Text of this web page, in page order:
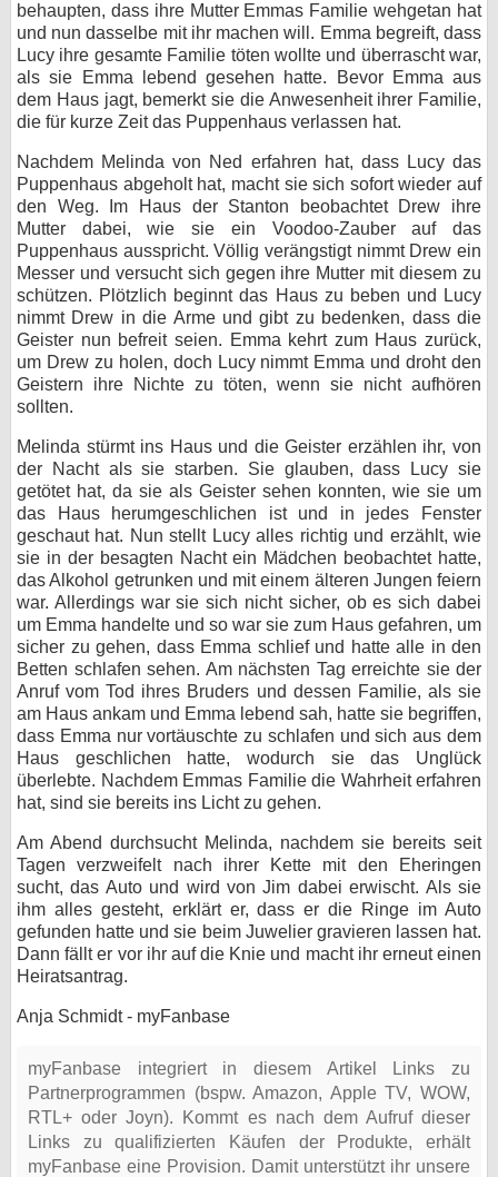
behaupten, dass ihre Mutter Emmas Familie wehgetan hat
und nun dasselbe mit ihr machen will. Emma begreift, dass
Lucy ihre gesamte Familie töten wollte und überrascht war,
als sie Emma lebend gesehen hatte. Bevor Emma aus
dem Haus jagt, bemerkt sie die Anwesenheit ihrer Familie,
die für kurze Zeit das Puppenhaus verlassen hat.
Nachdem Melinda von Ned erfahren hat, dass Lucy das
Puppenhaus abgeholt hat, macht sie sich sofort wieder auf
den Weg. Im Haus der Stanton beobachtet Drew ihre
Mutter dabei, wie sie ein Voodoo-Zauber auf das
Puppenhaus ausspricht. Völlig verängstigt nimmt Drew ein
Messer und versucht sich gegen ihre Mutter mit diesem zu
schützen. Plötzlich beginnt das Haus zu beben und Lucy
nimmt Drew in die Arme und gibt zu bedenken, dass die
Geister nun befreit seien. Emma kehrt zum Haus zurück,
um Drew zu holen, doch Lucy nimmt Emma und droht den
Geistern ihre Nichte zu töten, wenn sie nicht aufhören
sollten.
Melinda stürmt ins Haus und die Geister erzählen ihr, von
der Nacht als sie starben. Sie glauben, dass Lucy sie
getötet hat, da sie als Geister sehen konnten, wie sie um
das Haus herumgeschlichen ist und in jedes Fenster
geschaut hat. Nun stellt Lucy alles richtig und erzählt, wie
sie in der besagten Nacht ein Mädchen beobachtet hatte,
das Alkohol getrunken und mit einem älteren Jungen feiern
war. Allerdings war sie sich nicht sicher, ob es sich dabei
um Emma handelte und so war sie zum Haus gefahren, um
sicher zu gehen, dass Emma schlief und hatte alle in den
Betten schlafen sehen. Am nächsten Tag erreichte sie der
Anruf vom Tod ihres Bruders und dessen Familie, als sie
am Haus ankam und Emma lebend sah, hatte sie begriffen,
dass Emma nur vortäuschte zu schlafen und sich aus dem
Haus geschlichen hatte, wodurch sie das Unglück
überlebte. Nachdem Emmas Familie die Wahrheit erfahren
hat, sind sie bereits ins Licht zu gehen.
Am Abend durchsucht Melinda, nachdem sie bereits seit
Tagen verzweifelt nach ihrer Kette mit den Eheringen
sucht, das Auto und wird von Jim dabei erwischt. Als sie
ihm alles gesteht, erklärt er, dass er die Ringe im Auto
gefunden hatte und sie beim Juwelier gravieren lassen hat.
Dann fällt er vor ihr auf die Knie und macht ihr erneut einen
Heiratsantrag.
Anja Schmidt - myFanbase
myFanbase integriert in diesem Artikel Links zu
Partnerprogrammen (bspw. Amazon, Apple TV, WOW,
RTL+ oder Joyn). Kommt es nach dem Aufruf dieser
Links zu qualifizierten Käufen der Produkte, erhält
myFanbase eine Provision. Damit unterstützt ihr unsere